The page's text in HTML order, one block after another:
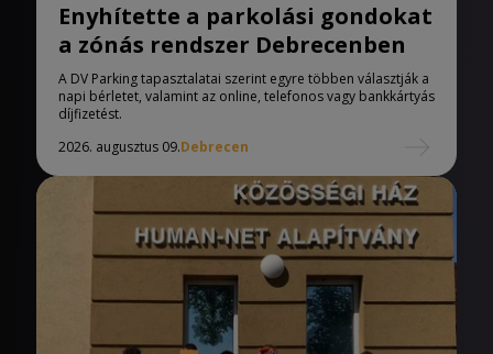
Enyhítette a parkolási gondokat
a zónás rendszer Debrecenben
A DV Parking tapasztalatai szerint egyre többen választják a
napi bérletet, valamint az online, telefonos vagy bankkártyás
díjfizetést.
2026. augusztus 09.Debrecen